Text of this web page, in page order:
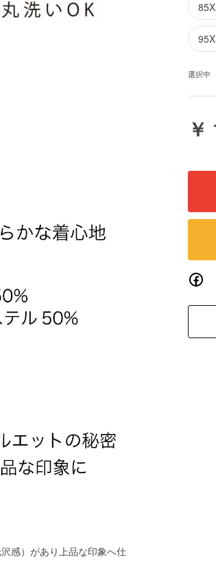
感）があり上品な印象へ仕
選択中
￥